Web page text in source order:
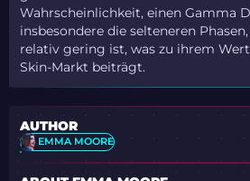
Wahrscheinlichkeit, einen Gamma
insbesondere die selteneren
relativ gering ist, was zu ihrem Wert
Skin-Markt beiträgt.
AUTHOR
EMMA MOORE